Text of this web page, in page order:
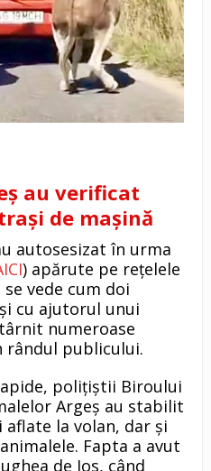
au verificat
de mașină
autosesizat în urma
) apărute pe rețelele
vede cum doi
cu ajutorul unui
numeroase
rândul publicului.
polițiștii Biroului
Argeș au stabilit
la volan, dar și
Fapta a avut
de Jos, când